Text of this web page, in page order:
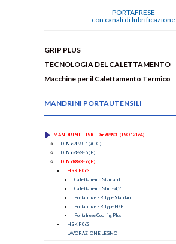
PORTAFRESE
con canali di lubrificazione
GRIP PLUS
TECNOLOGIA DEL CALETTAMENTO
Macchine per il Calettamento Termico
MANDRINI PORTAUTENSILI
MANDRINI - HSK - Din 69893 - ( ISO 12164 )
DIN 69893 - 1 ( A - C )
DIN 69893 - 5 ( E )
DIN 69893 - 6 ( F )
HSK F 063
Calettamento Standard
Calettamento Slim - 4,5°
Portapinze ER Type Standard
Portapinze ER Type H/P
Portafrese Cooling Plus
HSK F 063
LAVORAZIONE LEGNO